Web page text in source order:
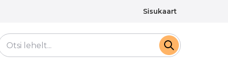
Sisukaart